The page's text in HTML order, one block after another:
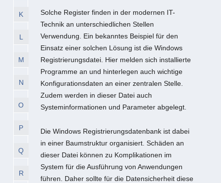
K
L
M
N
O
P
Q
R
Solche Register finden in der modernen IT-
Technik an unterschiedlichen Stellen
Verwendung. Ein bekanntes Beispiel für den
Einsatz einer solchen Lösung ist die Windows
Registrierungsdatei. Hier melden sich installierte
Programme an und hinterlegen auch wichtige
Konfigurationsdaten an einer zentralen Stelle.
Zudem werden in dieser Datei auch
Systeminformationen und Parameter abgelegt.
Die Windows Registrierungsdatenbank ist dabei
in einer Baumstruktur organisiert. Schäden an
dieser Datei können zu Komplikationen im
System für die Ausführung von Anwendungen
führen. Daher sollte für die Datensicherheit diese